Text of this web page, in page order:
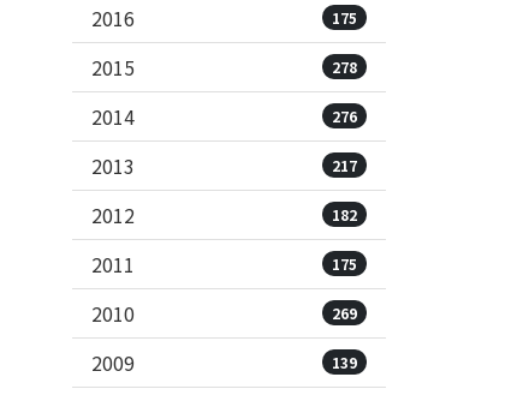
2016 175
2015 278
2014 276
2013 217
2012 182
2011 175
2010 269
2009 139